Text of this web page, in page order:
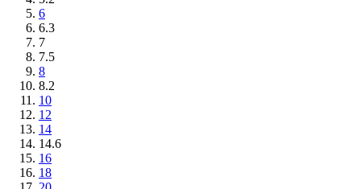
6
6.3
7
7.5
8
8.2
10
12
14
14.6
16
18